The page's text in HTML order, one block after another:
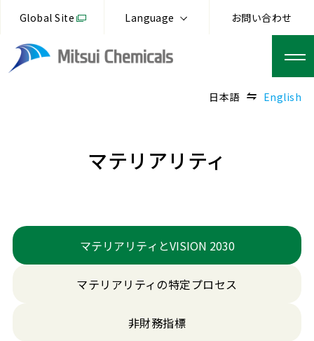
Global Site Language お問い合わせ
日本語 English
マテリアリティ
マテリアリティとVISION 2030
マテリアリティの特定プロセス
非財務指標